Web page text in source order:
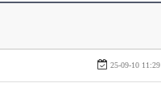
25-09-10 11:29